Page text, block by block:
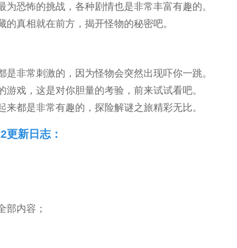
为恐怖的挑战，各种剧情也是非常丰富有趣的。
的真相就在前方，揭开怪物的秘密吧。
是非常刺激的，因为怪物会突然出现吓你一跳。
游戏，这是对你胆量的考验，前来试试看吧。
来都是非常有趣的，探险解谜之旅精彩无比。
更新日志：
部内容；